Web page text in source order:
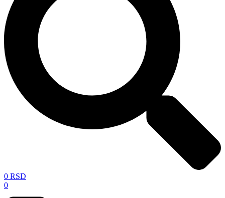
0 RSD
0